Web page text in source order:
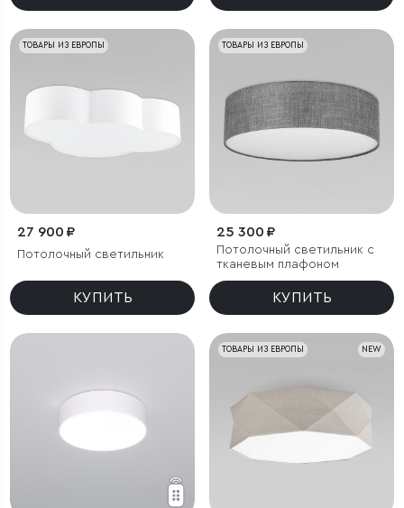
ТОВАРЫ ИЗ ЕВРОПЫ
27 900 ₽
Потолочный светильник
КУПИТЬ
ТОВАРЫ ИЗ ЕВРОПЫ
25 300 ₽
Потолочный светильник с
тканевым плафоном
КУПИТЬ
NEW
ТОВАРЫ ИЗ ЕВРОПЫ